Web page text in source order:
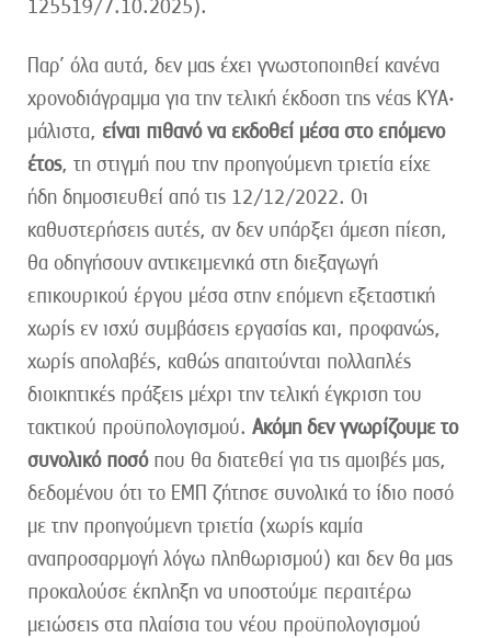
125519/7.10.2025).
Παρ’ όλα αυτά, δεν μας έχει γνωστοποιηθεί κανένα
χρονοδιάγραμμα για την τελική έκδοση της νέας ΚΥΑ·
μάλιστα, είναι πιθανό να εκδοθεί μέσα στο επόμενο
έτος, τη στιγμή που την προηγούμενη τριετία είχε
ήδη δημοσιευθεί από τις 12/12/2022. Οι
καθυστερήσεις αυτές, αν δεν υπάρξει άμεση πίεση,
θα οδηγήσουν αντικειμενικά στη διεξαγωγή
επικουρικού έργου μέσα στην επόμενη εξεταστική
χωρίς εν ισχύ συμβάσεις εργασίας και, προφανώς,
χωρίς απολαβές, καθώς απαιτούνται πολλαπλές
διοικητικές πράξεις μέχρι την τελική έγκριση του
τακτικού προϋπολογισμού. Ακόμη δεν γνωρίζουμε το
συνολικό ποσόπου θα διατεθεί για τις αμοιβές μας,
δεδομένου ότι το ΕΜΠ ζήτησε συνολικά το ίδιο ποσό
με την προηγούμενη τριετία (χωρίς καμία
αναπροσαρμογή λόγω πληθωρισμού) και δεν θα μας
προκαλούσε έκπληξη να υποστούμε περαιτέρω
μειώσεις στα πλαίσια του νέου προϋπολογισμού